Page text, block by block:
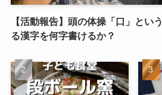
【活動報告】頭の体操「口」とい
る漢字を何字書けるか？